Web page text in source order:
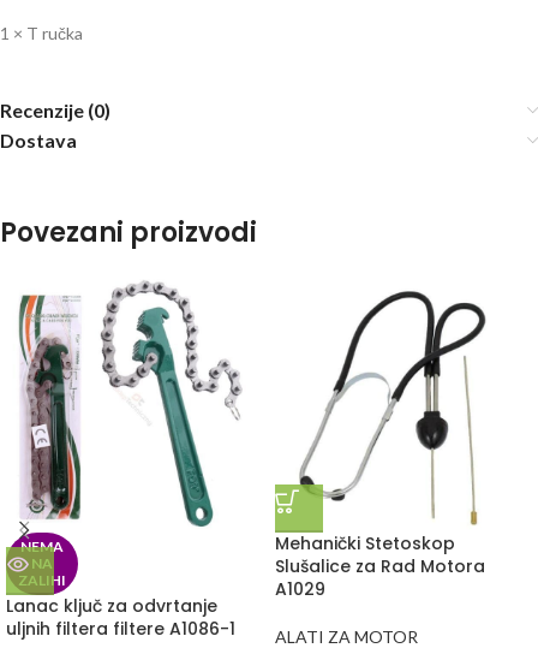
1 × T ručka
Recenzije (0)
Dostava
Povezani proizvodi
NEMA
NA
ZALIHI
Lanac ključ za odvrtanje
uljnih filtera filtere A1086-1
Mehanički Stetoskop
Slušalice za Rad Motora
A1029
ALATI ZA MOTOR